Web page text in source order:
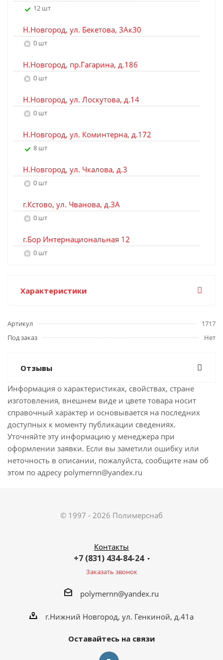
12 шт
Н.Новгород, ул. Бекетова, 3Ак30
0 шт
Н.Новгород, пр.Гагарина, д.186
0 шт
Н.Новгород, ул. Лоскутова, д.14
0 шт
Н.Новгород, ул. Коминтерна, д.172
8 шт
Н.Новгород, ул. Чкалова, д.3
0 шт
г.Кстово, ул. Чванова, д.3А
0 шт
г.Бор Интернациональная 12
0 шт
Характеристики
Артикул
1717
Под заказ
Нет
Отзывы
Информация о характеристиках, свойствах, стране
изготовления, внешнем виде и цвете товара носит
справочный характер и основывается на последних
доступных к моменту публикации сведениях.
Уточняйте эту информацию у менеджера при
оформлении заявки. Если вы заметили ошибку или
неточность в описании, пожалуйста, сообщите нам об
этом по адресу polymernn@yandex.ru
© 1997 - 2026 Полимерснаб
Контакты
+7 (831) 434-84-24
Заказать звонок
polymernn@yandex.ru
г.Нижний Новгород, ул. Генкиной, д.41а
Оставайтесь на связи